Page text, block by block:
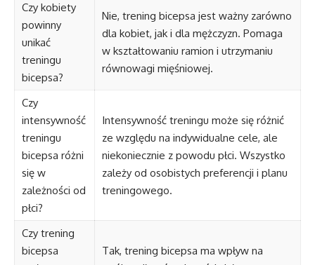
Czy kobiety
powinny
unikać
treningu
bicepsa?
Nie, trening bicepsa jest ważny zarówno
dla kobiet, jak i dla mężczyzn. Pomaga
w kształtowaniu ramion i utrzymaniu
równowagi mięśniowej.
Czy
intensywność
treningu
bicepsa różni
się w
zależności od
płci?
Intensywność treningu może się różnić
ze względu na indywidualne cele, ale
niekoniecznie z powodu płci. Wszystko
zależy od osobistych preferencji i planu
treningowego.
Czy trening
bicepsa
Tak, trening bicepsa ma wpływ na